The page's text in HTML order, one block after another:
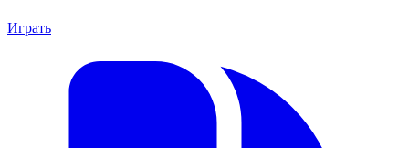
Играть